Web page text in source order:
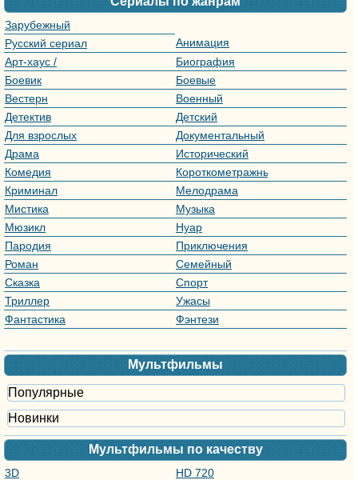
Зарубежный
сериал
Русский сериал
Анимация
Арт-хаус /
Авторское кино
Биография
Боевик
Боевые
искусства
Вестерн
Военный
Детектив
Детский
Для взрослых
Документальный
Драма
Исторический
Комедия
Короткометражный
Криминал
Мелодрама
Мистика
Музыка
Мюзикл
Нуар
Пародия
Приключения
Роман
Семейный
Сказка
Спорт
Триллер
Ужасы
Фантастика
Фэнтези
Мультфильмы
Популярные
Новинки
Мультфильмы по качеству
3D
HD 720